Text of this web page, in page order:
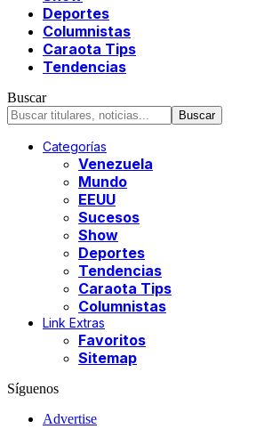
Deportes
Columnistas
Caraota Tips
Tendencias
Buscar
Categorías
Venezuela
Mundo
EEUU
Sucesos
Show
Deportes
Tendencias
Caraota Tips
Columnistas
Link Extras
Favoritos
Sitemap
Síguenos
Advertise